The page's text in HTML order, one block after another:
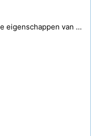
Hoe om te beschrijven de fysische eigenschappen van alkaliteit in Water